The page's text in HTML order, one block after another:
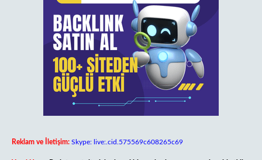
Reklam ve İletişim: Skype: live:.cid.575569c608265c69